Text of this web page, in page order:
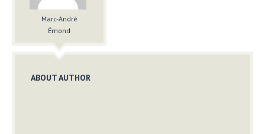
Marc-André
Émond
ABOUT AUTHOR